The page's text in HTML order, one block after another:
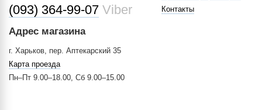
(093) 364-99-07 Viber
Адрес магазина
г. Харьков, пер. Аптекарский 35
Карта проезда
Пн–Пт 9.00–18.00, Сб 9.00–15.00
Контакты